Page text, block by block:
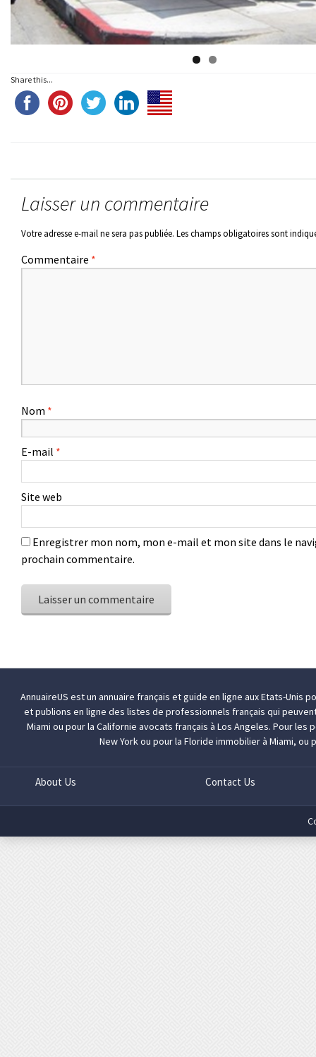
Share this...
Laisser un commentaire
Votre adresse e-mail ne sera pas publiée. Les champs obligatoires sont
Commentaire *
Nom *
E-mail *
Site web
Enregistrer mon nom, mon e-mail et mon site dans le
prochain commentaire.
AnnuaireUS est un annuaire français et guide en ligne aux Etats-Unis
et publions en ligne des listes de professionnels français qui
Miami ou pour la Californieavocats français à Los Angeles. Pour les
New Yorkou pour la Florideimmobilier à Miami, ou
About Us Contact Us